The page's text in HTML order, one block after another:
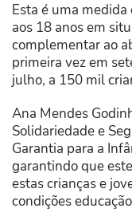
Esta é uma
aos 18 anos em
complementar ao
primeira vez em
julho, a 150 mil
Ana Mendes
Solidariedade e
Garantia para a
garantindo que
estas crianças e
condições